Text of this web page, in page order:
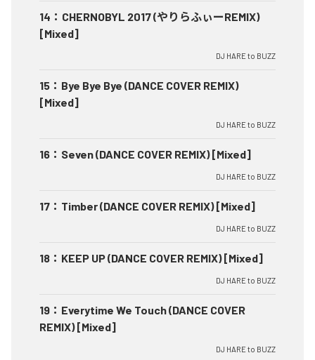
14 ： CHERNOBYL 2017 (やりらふぃーREMIX)
[Mixed]
DJ HARE to BUZZ
15 ： Bye Bye Bye (DANCE COVER REMIX)
[Mixed]
DJ HARE to BUZZ
16 ： Seven (DANCE COVER REMIX) [Mixed]
DJ HARE to BUZZ
17 ： Timber (DANCE COVER REMIX) [Mixed]
DJ HARE to BUZZ
18 ： KEEP UP (DANCE COVER REMIX) [Mixed]
DJ HARE to BUZZ
19 ： Everytime We Touch (DANCE COVER
REMIX) [Mixed]
DJ HARE to BUZZ